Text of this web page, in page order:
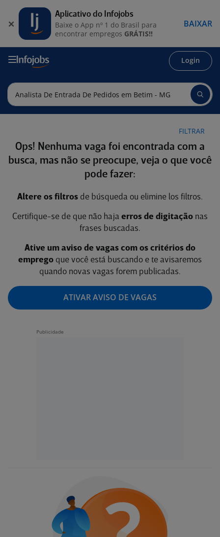
Login
FILTRAR
Ops! Nenhuma vaga foi encontrada com a
busca, mas não se preocupe, veja o que você
pode fazer:
Altere os filtros de búsqueda ou elimine los filtros.
Certifique-se de que não haja erros de digitação nas
frases buscadas.
Ative um aviso de vagas com os critérios do
emprego que você está buscando e te avisaremos
quando novas vagas forem publicadas.
ATIVAR AVISO DE VAGAS
Aplicativo do Infojobs
Baixe o App nº 1 do Brasil para
encontrar empregos GRÁTIS!!
BAIXAR